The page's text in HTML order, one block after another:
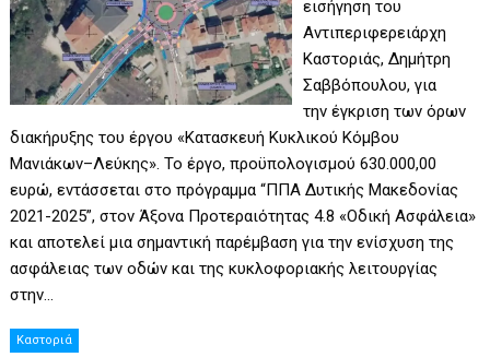
εισήγηση του
Αντιπεριφερειάρχη
Καστοριάς, Δημήτρη
Σαββόπουλου, για
την έγκριση των όρων
διακήρυξης του έργου «Κατασκευή Κυκλικού Κόμβου
Μανιάκων–Λεύκης». Το έργο, προϋπολογισμού 630.000,00
ευρώ, εντάσσεται στο πρόγραμμα “ΠΠΑ Δυτικής Μακεδονίας
2021-2025”, στον Άξονα Προτεραιότητας 4.8 «Οδική Ασφάλεια»
και αποτελεί μια σημαντική παρέμβαση για την ενίσχυση της
ασφάλειας των οδών και της κυκλοφοριακής λειτουργίας
στην…
Καστοριά